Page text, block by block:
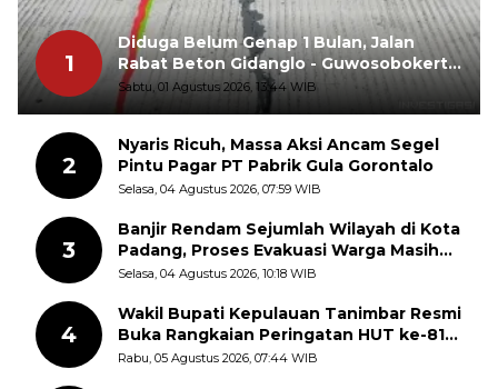
1
Diduga Belum Genap 1 Bulan, Jalan
Rabat Beton Gidanglo - Guwosobokerto
Sudah Pecah
Sabtu, 01 Agustus 2026, 13:44 WIB
2
Nyaris Ricuh, Massa Aksi Ancam Segel
Pintu Pagar PT Pabrik Gula Gorontalo
Selasa, 04 Agustus 2026, 07:59 WIB
3
Banjir Rendam Sejumlah Wilayah di Kota
Padang, Proses Evakuasi Warga Masih
Berlangsung
Selasa, 04 Agustus 2026, 10:18 WIB
4
Wakil Bupati Kepulauan Tanimbar Resmi
Buka Rangkaian Peringatan HUT ke-81
Kemerdekaan RI, ASN Diajak Perkuat
Rabu, 05 Agustus 2026, 07:44 WIB